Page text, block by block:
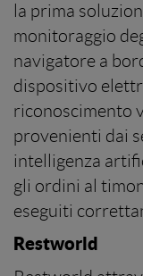
la prima
monitoraggio
navigatore a
dispositivo
riconoscimento
provenienti dai
intelligenza
gli ordini al
eseguiti
Restworld